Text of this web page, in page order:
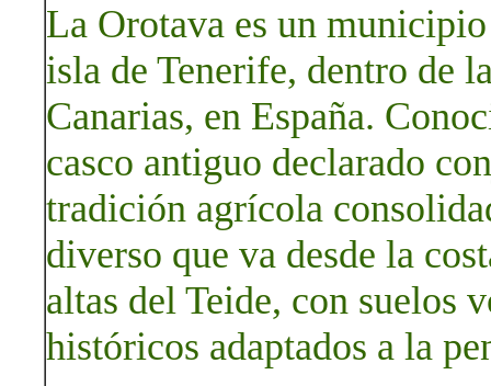
La Orotava es un
isla de Tenerife, dentro de
Canarias, en España.
casco antiguo declarado
tradición agrícola
diverso que va desde la
altas del Teide, con suelos
históricos adaptados a la